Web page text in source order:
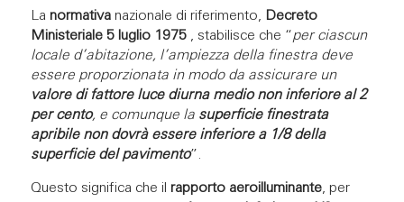
La normativa nazionale di riferimento, Decreto
Ministeriale 5 luglio 1975, stabilisce che “per ciascun
locale d’abitazione, l’ampiezza della finestra deve
essere proporzionata in modo da assicurare un
valore di fattore luce diurna medio non inferiore al 2
per cento, e comunque la superficie finestrata
apribile non dovrà essere inferiore a 1/8 della
superficie del pavimento”.
Questo significa che il rapporto aeroilluminante, per